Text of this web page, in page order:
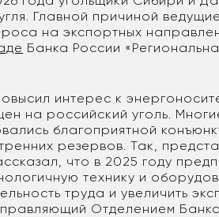
Главной причиной ведущие
на экспортных
Банка России
интерес к
на российский уголь.
благоприятной
резервов. Так,
что в 2025 году
технику и
труда и увеличить
Отделением